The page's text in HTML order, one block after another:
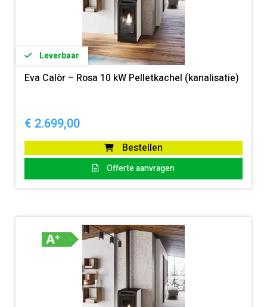
Leverbaar
Eva Calòr – Rosa 10 kW Pelletkachel (kanalisatie)
€ 2.699,00
Bestellen
Offerte aanvragen